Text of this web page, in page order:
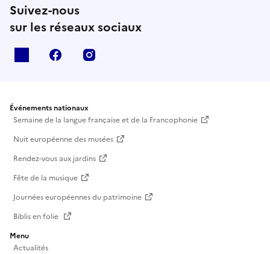
Suivez-nous
sur les réseaux sociaux
facebook
Événements nationaux
Semaine de la langue française et de la Francophonie
Nuit européenne des musées
Rendez-vous aux jardins
Fête de la musique
Journées européennes du patrimoine
Biblis en folie
Menu
Actualités